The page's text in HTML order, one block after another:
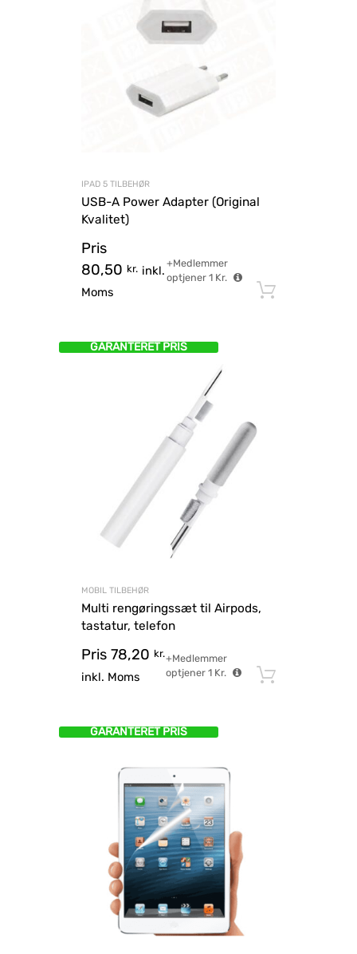
IPAD 5 TILBEHØR
USB-A Power Adapter (Original
Kvalitet)
Pris
80,50 kr. inkl.
Moms
+Medlemmer
optjener 1Kr.
GARANTERET PRIS
MOBIL TILBEHØR
Multi rengøringssæt til Airpods,
tastatur, telefon
Pris 78,20 kr.
inkl. Moms
+Medlemmer
optjener 1Kr.
GARANTERET PRIS